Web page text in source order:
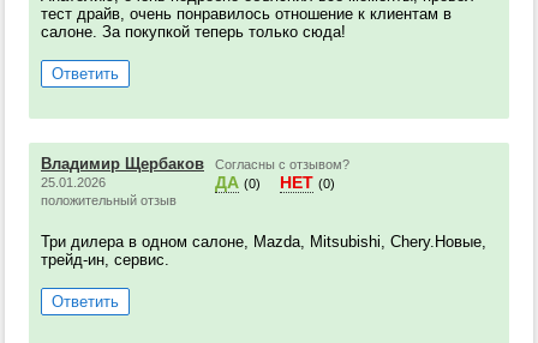
тест драйв, очень понравилось отношение к клиентам в
салоне. За покупкой теперь только сюда!
Ответить
Владимир Щербаков
25.01.2026
положительный отзыв
Согласны с отзывом?
ДА (0) НЕТ (0)
Три дилера в одном салоне, Mazda, Mitsubishi, Chery.Новые,
трейд-ин, сервис.
Ответить